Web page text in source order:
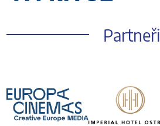
Partneři